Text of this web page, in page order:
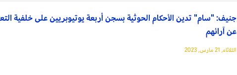
جنيف: "سام" تدين الأحكام الحوثية بسجن أربعة يوتيوبريين على خلفية
عن آرائهم
الثلاثاء, 21 مارس, 2023